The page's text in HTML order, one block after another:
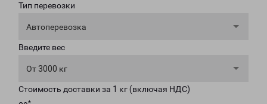
Тип перевозки
Автоперевозка
Введите вес
От 3000 кг
Стоимость доставки за 1 кг (включая НДС)